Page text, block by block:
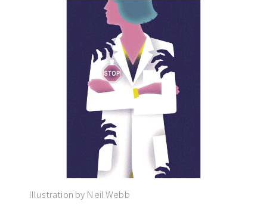
Illustration by Neil Webb